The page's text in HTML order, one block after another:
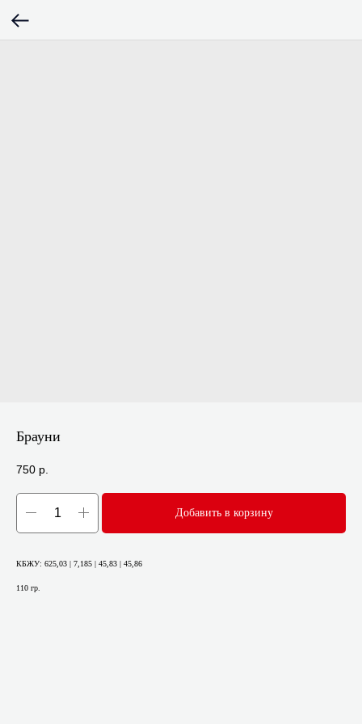
Брауни
750 р.
Добавить в корзину
КБЖУ: 625,03 | 7,185 | 45,83 | 45,86
110 гр.